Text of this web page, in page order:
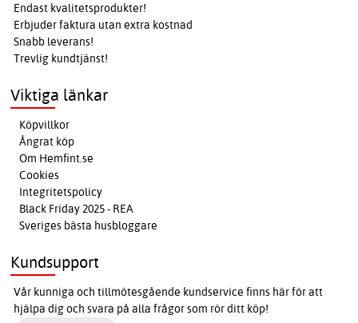
Endast kvalitetsprodukter!
Erbjuder faktura utan extra kostnad
Snabb leverans!
Trevlig kundtjänst!
Viktiga länkar
Köpvillkor
Ångrat köp
Om Hemfint.se
Cookies
Integritetspolicy
Black Friday 2025 - REA
Sveriges bästa husbloggare
Kundsupport
Vår kunniga och tillmötesgående kundservice finns här för att
hjälpa dig och svara på alla frågor som rör ditt köp!